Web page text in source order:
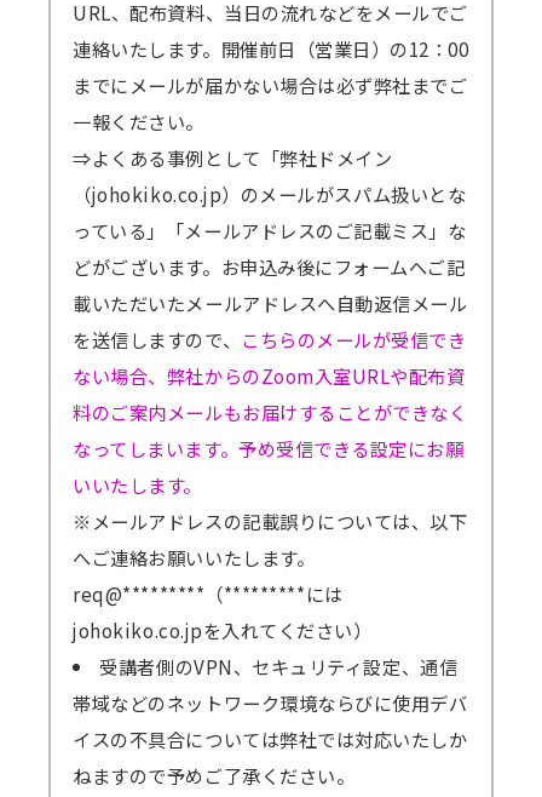
URL、配布資料、当日の流れなどをメールでご
連絡いたします。開催前日（営業日）の12：00
までにメールが届かない場合は必ず弊社までご
一報ください。
⇒よくある事例として「弊社ドメイン
（johokiko.co.jp）のメールがスパム扱いとな
っている」「メールアドレスのご記載ミス」な
どがございます。お申込み後にフォームへご記
載いただいたメールアドレスへ自動返信メール
を送信しますので、 こちらのメールが受信でき
ない場合、弊社からのZoom入室URLや配布資
料のご案内メールもお届けすることができなく
なってしまいます。予め受信できる設定にお願
いいたします。
※メールアドレスの記載誤りについては、以下
へご連絡お願いいたします。
req@*********（*********には
johokiko.co.jpを入れてください）
受講者側のVPN、セキュリティ設定、通信
帯域などのネットワーク環境ならびに使用デバ
イスの不具合については弊社では対応いたしか
ねますので予めご了承ください。